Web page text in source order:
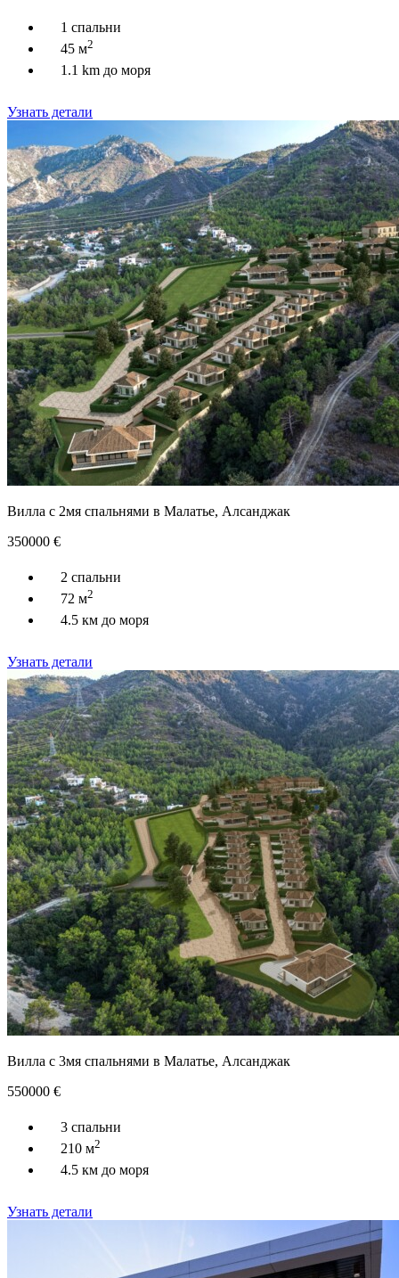
1 спальни
45 м2
1.1 km до моря
Узнать детали
Вилла с 2мя спальнями в Малатье, Алсанджак
350000 €
2 спальни
72 м2
4.5 км до моря
Узнать детали
Вилла с 3мя спальнями в Малатье, Алсанджак
550000 €
3 спальни
210 м2
4.5 км до моря
Узнать детали